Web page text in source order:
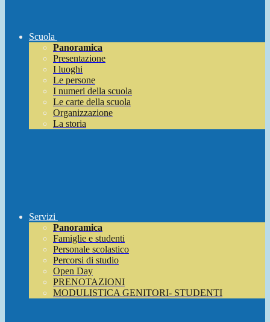
Scuola
Panoramica
Presentazione
I luoghi
Le persone
I numeri della scuola
Le carte della scuola
Organizzazione
La storia
Servizi
Panoramica
Famiglie e studenti
Personale scolastico
Percorsi di studio
Open Day
PRENOTAZIONI
MODULISTICA GENITORI- STUDENTI